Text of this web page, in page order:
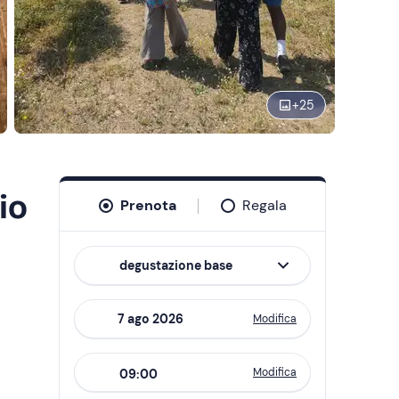
+25
Prenota Regala
degustazione base
forward
to
Modifica
09:00 Modifica